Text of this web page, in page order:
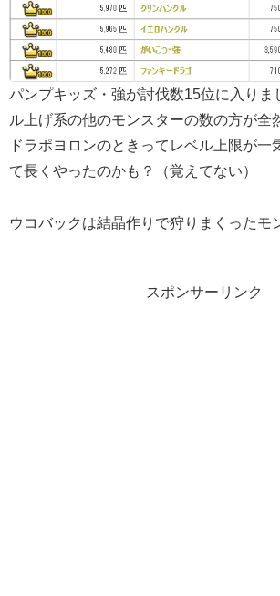
パンプキッズ・強が討伐数15位に入りま
ル上げ系の他のモンスターの数の方が全
ドラポヨロンのときってレベル上限が一
て長くやったのかも？（覚えてない）
ウコバックは結晶作りで狩りまくったモ
スポンサーリンク